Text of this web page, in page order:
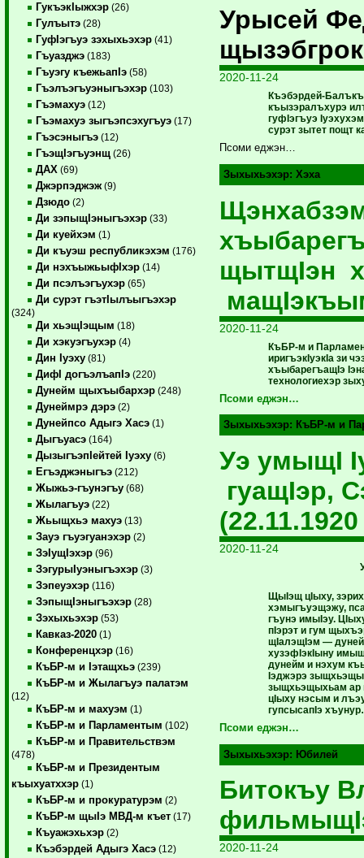
ГукъэкIыжхэр (26)
Гулъытэ (28)
ГуфIэгъуэ зэхыхьэхэр (41)
Гъуазджэ (183)
Гъуэгу къежьапIэ (58)
Гъэлъэгъуэныгъэхэр (103)
Гъэмахуэ (12)
Гъэмахуэ зыгъэпсэхугъуэ (17)
Гъэсэныгъэ (12)
ГъэщIэгъуэнщ (26)
ДАХ (69)
Джэрпэджэж (9)
Дзюдо (2)
Ди зэпыщIэныгъэхэр (33)
Ди куейхэм (1)
Ди къуэш республикэхэм (176)
Ди нэхъыжьыфIхэр (14)
Ди псэлъэгъухэр (65)
Ди сурэт гъэтIылъыгъэхэр
(324)
Ди хьэщIэщым (18)
Ди хэкуэгъухэр (4)
Дин Iуэху (81)
ДифI догъэлъапIэ (220)
Дунейм щыхъыбархэр (248)
Дунеймрэ дэрэ (2)
Дунейпсо Адыгэ Хасэ (1)
Дыгъуасэ (164)
ДызыгъэпIейтей Iуэху (6)
Егъэджэныгъэ (212)
Жыжьэ-гъунэгъу (68)
Жылагъуэ (22)
Жьыщхьэ махуэ (13)
Зауэ гъуэгуанэхэр (2)
ЗэIущIэхэр (96)
ЗэгурыIуэныгъэхэр (3)
Зэпеуэхэр (116)
ЗэпыщIэныгъэхэр (28)
Зэхыхьэхэр (53)
Кавказ-2020 (1)
Конференцхэр (16)
КъБР-м и Iэтащхьэ (239)
КъБР-м и Жылагъуэ палатэм
(12)
КъБР-м и махуэм (1)
КъБР-м и Парламентым (102)
КъБР-м и Правительствэм
(478)
КъБР-м и Президентым
къыхуатххэр (1)
КъБР-м и прокуратурэм (2)
КъБР-м щыIэ МВД-м къет (17)
Къуажэхьхэр (2)
Къэбэрдей Адыгэ Хасэ (12)
Урысей
2020-11-24
Къэбэрдей-
къызэралъхурэ
гуфIэгъуэ
сурэт зытет пощт
Псоми еджэн…
Зыхыхьэхэр: Хэха
щытщIэн
2020-11-24
КъБР-м и
иригъэкIуэкIа зи
хъыбарегъащIэ
технологиехэр
Псоми еджэн…
Зыхыхьэхэр: КъБР-м и
Уэ умыщI
гуащIэр,
2020-11-24
ЩыIэщ цIыху,
хэмыгъуэщэжу,
гъунэ имыIэу.
пIэрэт и гум
щIалэщIэм —
хузэфIэкIыну
дунейм и нэхум
Iэджэрэ
зыщхьэщыхьам ар
цIыху нэсым и
гупсысапIэ
Псоми еджэн…
Зыхыхьэхэр: Юбилей
Битокъу
2020-11-24